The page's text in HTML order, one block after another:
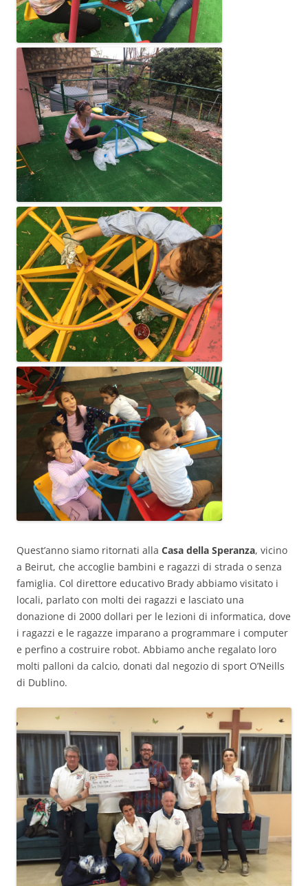
Quest’anno siamo ritornati alla Casa della Speranza, vicino
a Beirut, che accoglie bambini e ragazzi di strada o senza
famiglia. Col direttore educativo Brady abbiamo visitato i
locali, parlato con molti dei ragazzi e lasciato una
donazione di 2000 dollari per le lezioni di informatica, dove
i ragazzi e le ragazze imparano a programmare i computer
e perfino a costruire robot. Abbiamo anche regalato loro
molti palloni da calcio, donati dal negozio di sport O’Neills
di Dublino.